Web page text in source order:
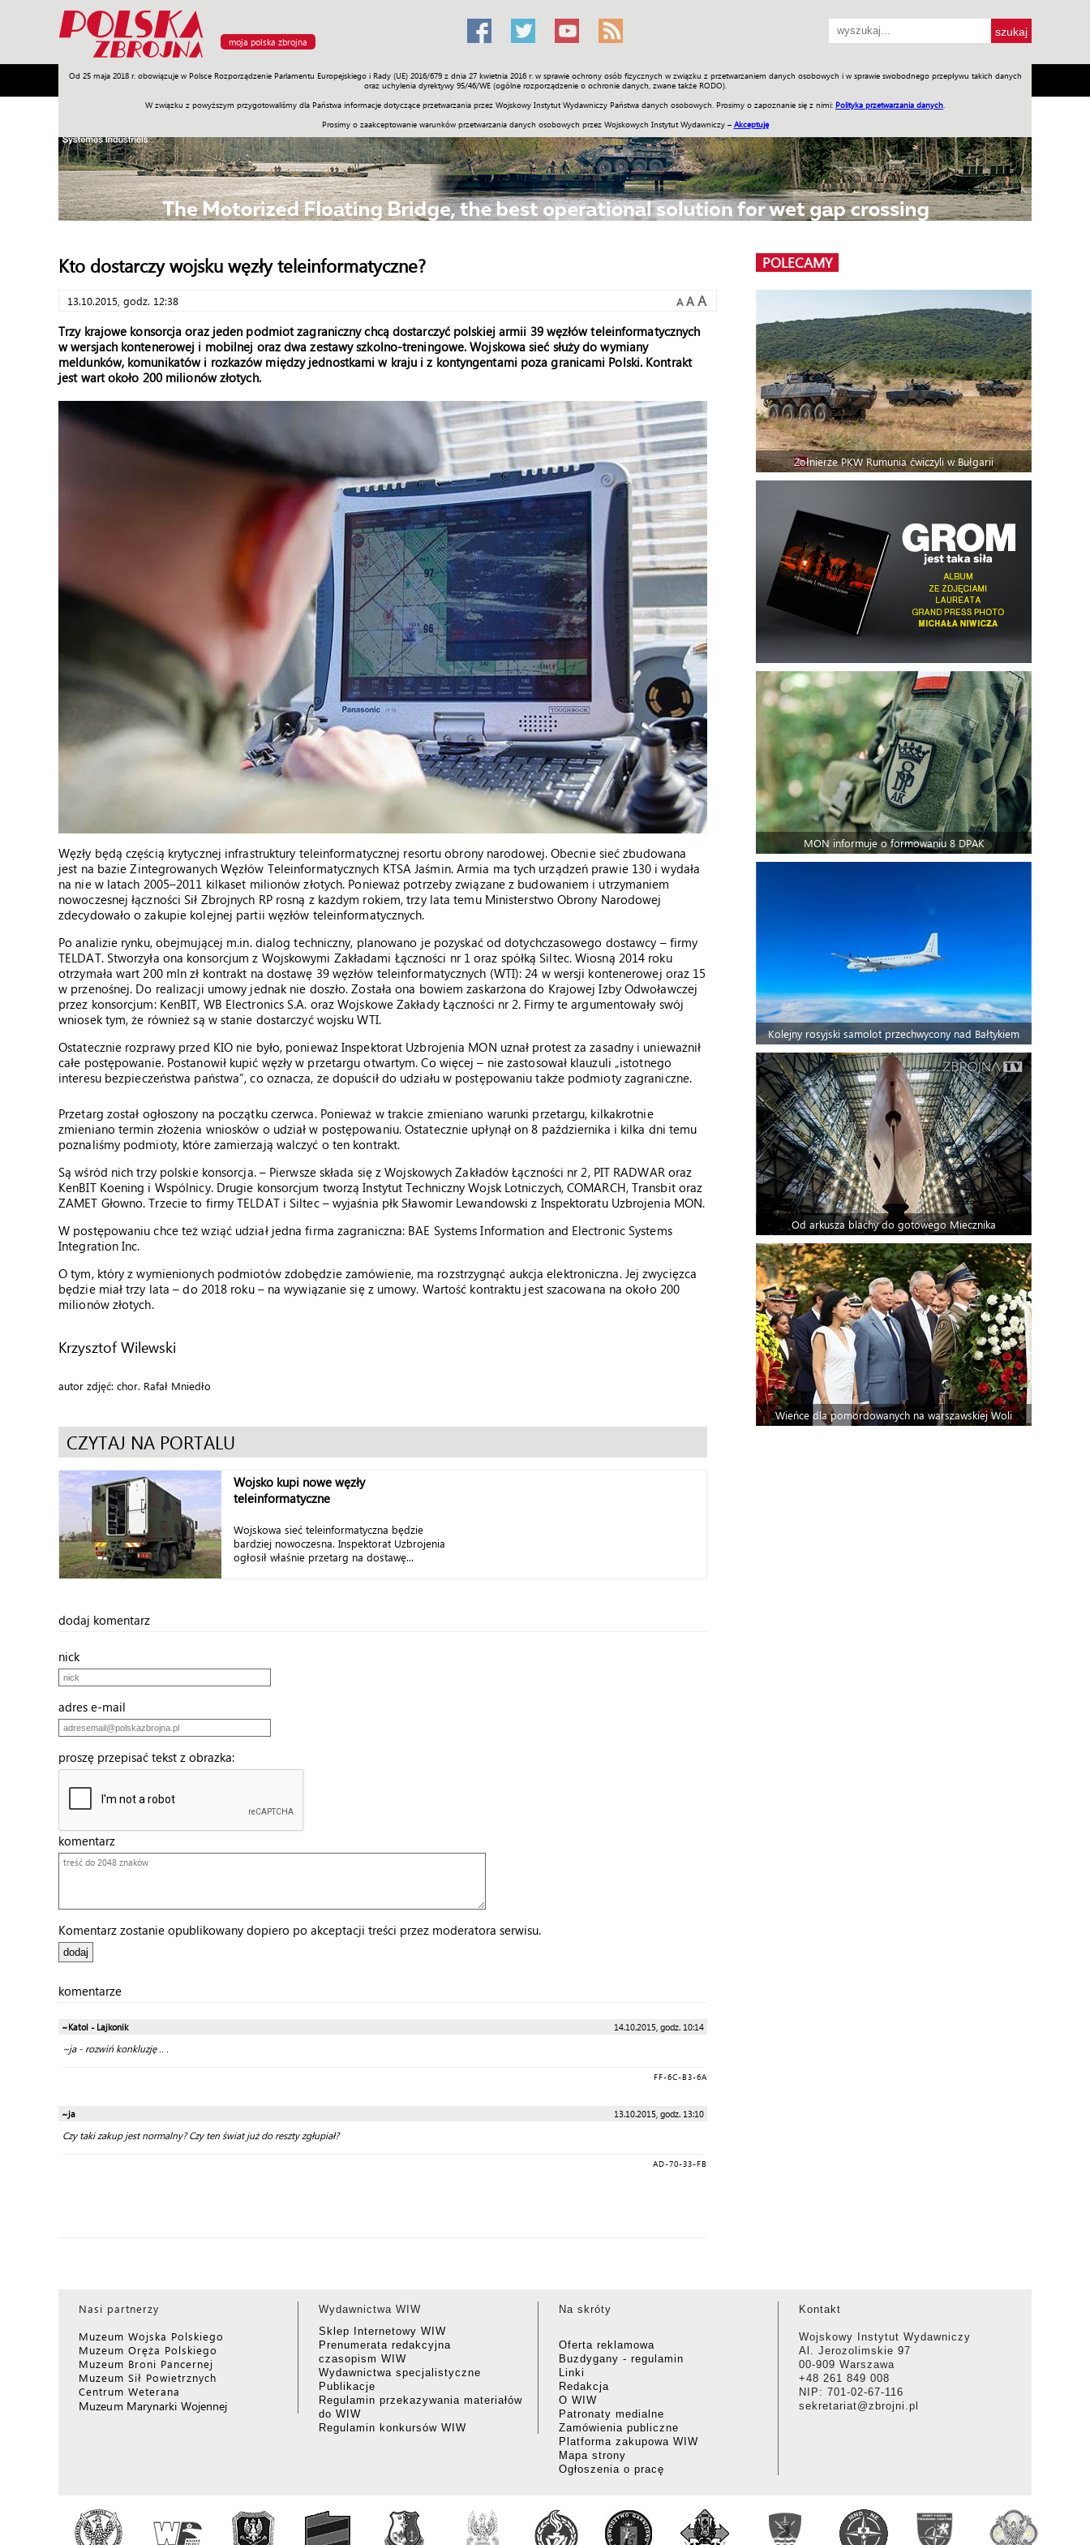
moja polska zbrojna
Od 25 maja 2018 r. obowiązuje w Polsce Rozporządzenie Parlamentu Europejskiego i Rady (UE) 2016/679 z dnia 27 kwietnia 2016 r. w sprawie ochrony osób fizycznych w związku z przetwarzaniem danych osobowych i w sprawie swobodnego przepływu takich danych
oraz uchylenia dyrektywy 95/46/WE (ogólne rozporządzenie o ochronie danych, zwane także RODO).
W związku z powyższym przygotowaliśmy dla Państwa informacje dotyczące przetwarzania przez Wojskowy Instytut Wydawniczy Państwa danych osobowych. Prosimy o zapoznanie się z nimi: Polityka przetwarzania danych
Prosimy o zaakceptowanie warunków przetwarzania danych osobowych przez Wojskowych Instytut Wydawniczy – Akceptuję
Armia Poligon Sprzęt Misje Polityka Prawo Świat Społeczność Sport Historia Galerie Wideo ENGLISH SKLEP Jednodniówki Praca w WIW
Kto dostarczy wojsku węzły teleinformatyczne?
13.10.2015, godz. 12:38 A A A
Trzy krajowe konsorcja oraz jeden podmiot zagraniczny chcą dostarczyć polskiej armii 39 węzłów teleinformatycznych
w wersjach kontenerowej i mobilnej oraz dwa zestawy szkolno-treningowe. Wojskowa sieć służy do wymiany
meldunków, komunikatów i rozkazów między jednostkami w kraju i z kontyngentami poza granicami Polski. Kontrakt
jest wart około 200 milionów złotych.
Węzły będą częścią krytycznej infrastruktury teleinformatycznej resortu obrony narodowej. Obecnie sieć zbudowana
jest na bazie Zintegrowanych Węzłów Teleinformatycznych KTSA Jaśmin. Armia ma tych urządzeń prawie 130 i wydała
na nie w latach 2005–2011 kilkaset milionów złotych. Ponieważ potrzeby związane z budowaniem i utrzymaniem
nowoczesnej łączności Sił Zbrojnych RP rosną z każdym rokiem, trzy lata temu Ministerstwo Obrony Narodowej
zdecydowało o zakupie kolejnej partii węzłów teleinformatycznych.
Po analizie rynku, obejmującej m.in. dialog techniczny, planowano je pozyskać od dotychczasowego dostawcy – firmy
TELDAT. Stworzyła ona konsorcjum z Wojskowymi Zakładami Łączności nr 1 oraz spółką Siltec. Wiosną 2014 roku
otrzymała wart 200 mln zł kontrakt na dostawę 39 węzłów teleinformatycznych (WTI): 24 w wersji kontenerowej oraz 15
w przenośnej. Do realizacji umowy jednak nie doszło. Została ona bowiem zaskarżona do Krajowej Izby Odwoławczej
przez konsorcjum: KenBIT, WB Electronics S.A. oraz Wojskowe Zakłady Łączności nr 2. Firmy te argumentowały swój
wniosek tym, że również są w stanie dostarczyć wojsku WTI.
Ostatecznie rozprawy przed KIO nie było, ponieważ Inspektorat Uzbrojenia MON uznał protest za zasadny i unieważnił
całe postępowanie. Postanowił kupić węzły w przetargu otwartym. Co więcej – nie zastosował klauzuli „istotnego
interesu bezpieczeństwa państwa”, co oznacza, że dopuścił do udziału w postępowaniu także podmioty zagraniczne.
Przetarg został ogłoszony na początku czerwca. Ponieważ w trakcie zmieniano warunki przetargu, kilkakrotnie
zmieniano termin złożenia wniosków o udział w postępowaniu. Ostatecznie upłynął on 8 października i kilka dni temu
poznaliśmy podmioty, które zamierzają walczyć o ten kontrakt.
Są wśród nich trzy polskie konsorcja. – Pierwsze składa się z Wojskowych Zakładów Łączności nr 2, PIT RADWAR oraz
KenBIT Koening i Wspólnicy. Drugie konsorcjum tworzą Instytut Techniczny Wojsk Lotniczych, COMARCH, Transbit oraz
ZAMET Głowno. Trzecie to firmy TELDAT i Siltec – wyjaśnia płk Sławomir Lewandowski z Inspektoratu Uzbrojenia MON.
W postępowaniu chce też wziąć udział jedna firma zagraniczna: BAE Systems Information and Electronic Systems
Integration Inc.
O tym, który z wymienionych podmiotów zdobędzie zamówienie, ma rozstrzygnąć aukcja elektroniczna. Jej zwycięzca
będzie miał trzy lata – do 2018 roku – na wywiązanie się z umowy. Wartość kontraktu jest szacowana na około 200
milionów złotych.
Krzysztof Wilewski
autor zdjęć: chor. Rafał Mniedło
CZYTAJ NA PORTALU
Wojsko kupi nowe węzły
teleinformatyczne
Wojskowa sieć teleinformatyczna będzie
bardziej nowoczesna. Inspektorat Uzbrojenia
ogłosił właśnie przetarg na dostawę...
dodaj komentarz
nick
adres e-mail
proszę przepisać tekst z obrazka:
komentarz
Komentarz zostanie opublikowany dopiero po akceptacji treści przez moderatora serwisu.
komentarze
~Katol - Lajkonik 14.10.2015, godz. 10:14
~ja - rozwiń konkluzję .. .
FF-6C-B3-6A
~ja 13.10.2015, godz. 13:10
Czy taki zakup jest normalny? Czy ten świat już do reszty zgłupiał?
AD-70-33-FB
POLECAMY
Żołnierze PKW Rumunia ćwiczyli w Bułgarii
MON informuje o formowaniu 8 DPAK
Kolejny rosyjski samolot przechwycony nad Bałtykiem
Od arkusza blachy do gotowego Miecznika
Wieńce dla pomordowanych na warszawskiej Woli
Nasi partnerzy
Muzeum Wojska Polskiego
Muzeum Oręża Polskiego
Muzeum Broni Pancernej
Muzeum Sił Powietrznych
Centrum Weterana
Muzeum Marynarki Wojennej
Wydawnictwa WIW
Sklep Internetowy WIW
Prenumerata redakcyjna
czasopism WIW
Wydawnictwa specjalistyczne
Publikacje
Regulamin przekazywania materiałów
do WIW
Regulamin konkursów WIW
Na skróty
Oferta reklamowa
Buzdygany - regulamin
Linki
Redakcja
O WIW
Patronaty medialne
Zamówienia publiczne
Platforma zakupowa WIW
Mapa strony
Ogłoszenia o pracę
Kontakt
Wojskowy Instytut Wydawniczy
Al. Jerozolimskie 97
00-909 Warszawa
+48 261 849 008
NIP: 701-02-67-116
sekretariat@zbrojni.pl